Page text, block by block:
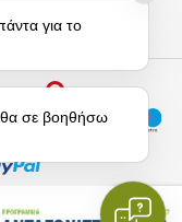
by Afternet
για τo
θα σε βοηθήσω